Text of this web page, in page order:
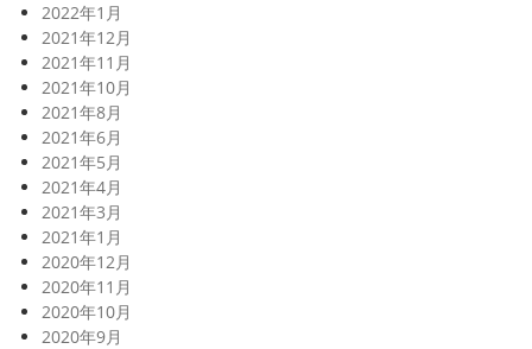
2022年1月
2021年12月
2021年11月
2021年10月
2021年8月
2021年6月
2021年5月
2021年4月
2021年3月
2021年1月
2020年12月
2020年11月
2020年10月
2020年9月